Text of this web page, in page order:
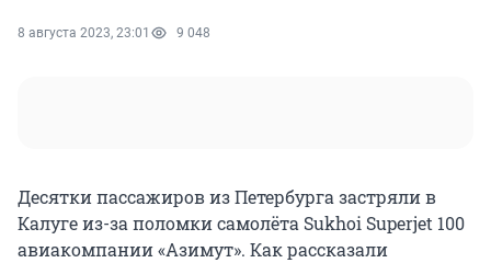
8 августа 2023, 23:01 9 048
Десятки пассажиров из Петербурга застряли в
Калуге из-за поломки самолёта Sukhoi Superjet 100
авиакомпании «Азимут». Как рассказали